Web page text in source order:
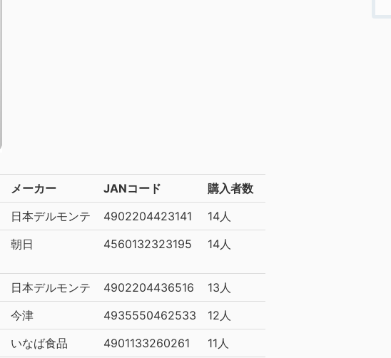
メーカー JANコード
購入者数
日本デルモンテ 4902204423141
14人
朝日 4560132323195 14人
日本デルモンテ 4902204436516
13人
今津 4935550462533
12人
いなば食品 4901133260261
11人